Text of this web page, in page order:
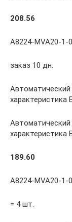
208.56
A8224-MVA20-1-
заказ 10 дн.
характеристика
характеристика
189.60
A8224-MVA20-1-
= 4 шт.